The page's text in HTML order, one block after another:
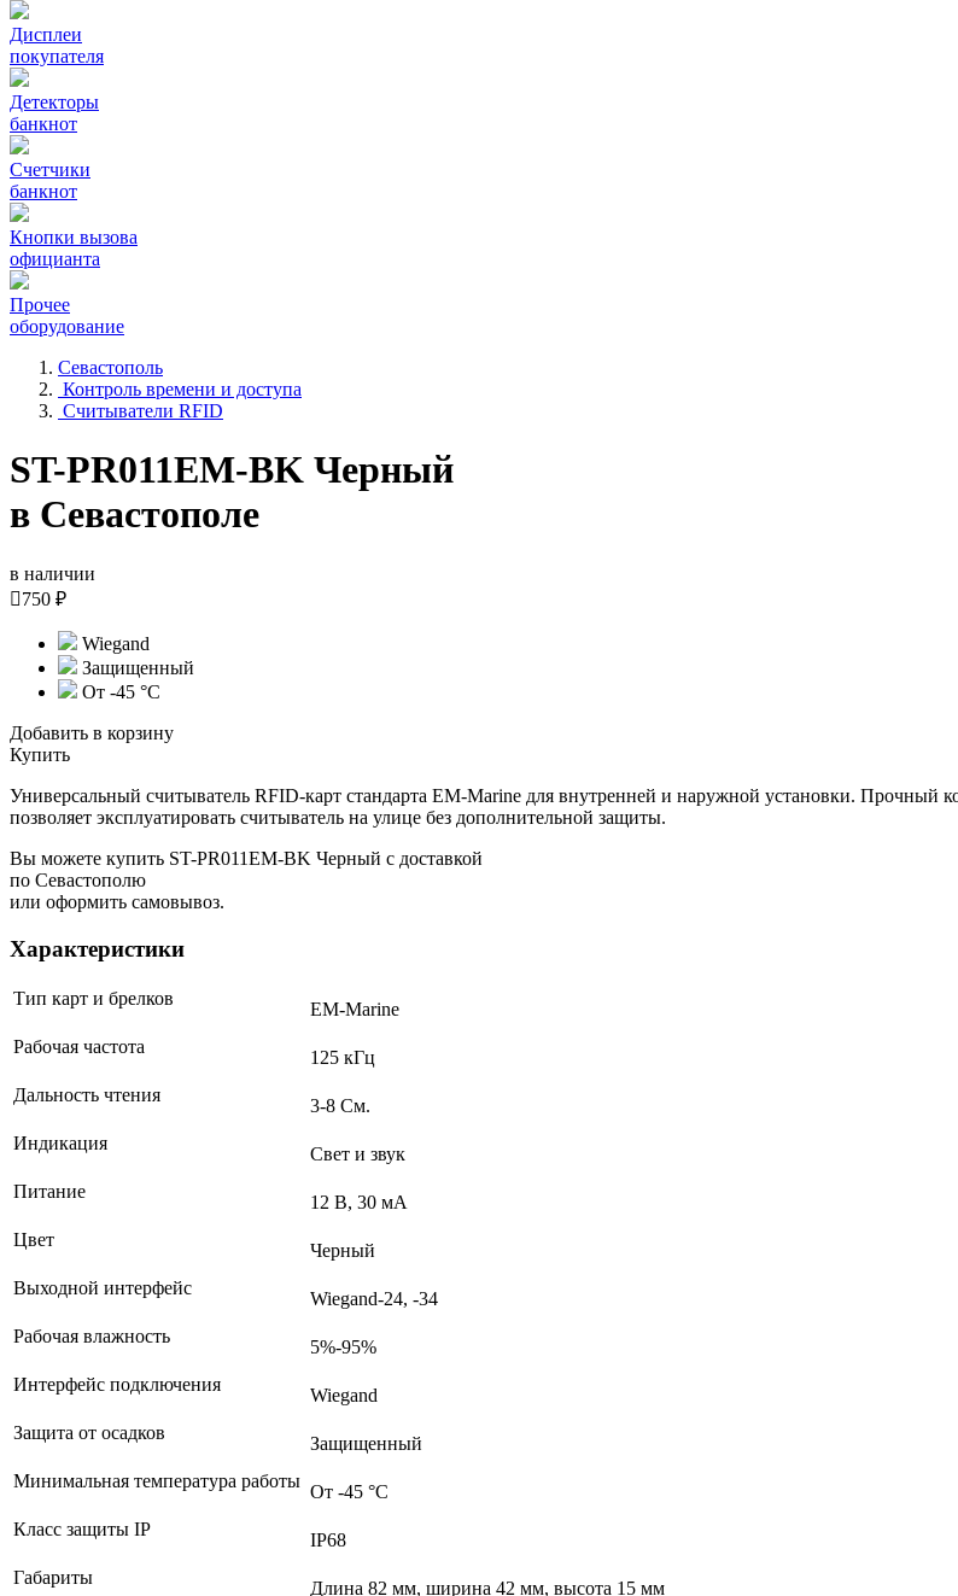
Дисплеи
покупателя
Детекторы
банкнот
Счетчики
банкнот
Кнопки вызова
официанта
Прочее
оборудование
Севастополь
Контроль времени и доступа
Считыватели RFID
ST-PR011EM-BK Черный
в Севастополе
в наличии
750 ₽
Wiegand
Защищенный
От -45 °С
Добавить в корзину
Купить
Универсальный считыватель RFID-карт стандарта EM-Marine для внутренней и наружной установки. Прочный
позволяет эксплуатировать считыватель на улице без дополнительной защиты.
Вы можете купить ST-PR011EM-BK Черный с доставкой
по Севастополю
или оформить самовывоз.
Характеристики
Тип карт и брелков
EM-Marine
Рабочая частота
125 кГц
Дальность чтения
3-8 См.
Индикация
Свет и звук
Питание
12 В, 30 мА
Цвет
Черный
Выходной интерфейс
Wiegand-24, -34
Рабочая влажность
5%-95%
Интерфейс подключения
Wiegand
Защита от осадков
Защищенный
Минимальная температура работы
От -45 °С
Класс защиты IP
IP68
Габариты
Длина 82 мм, ширина 42 мм, высота 15 мм